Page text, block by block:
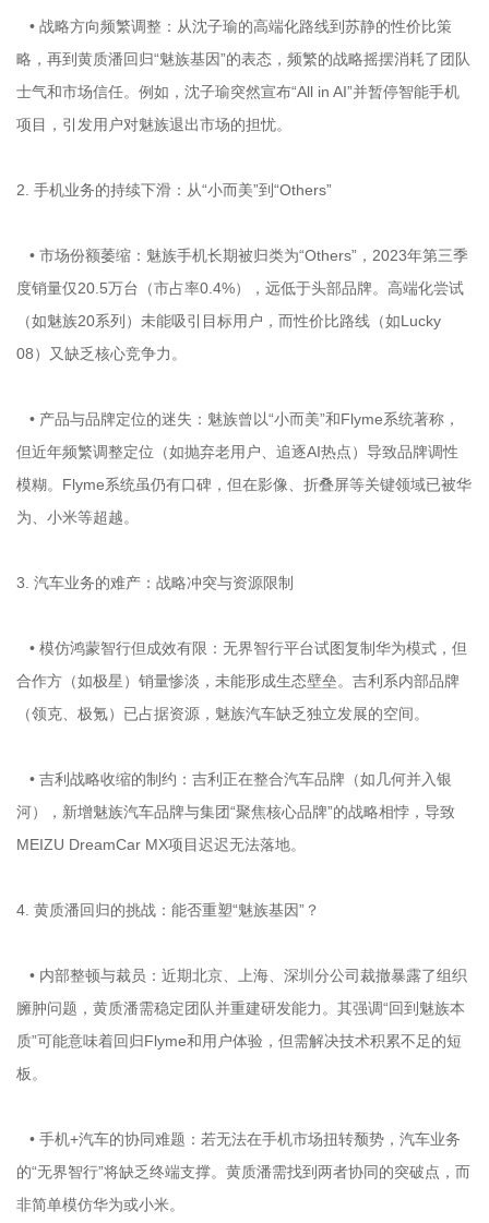
• 战略方向频繁调整：从沈子瑜的高端化路线到苏静的性价比策
略，再到黄质潘回归“魅族基因”的表态，频繁的战略摇摆消耗了团队
士气和市场信任。例如，沈子瑜突然宣布“All in AI”并暂停智能手机
项目，引发用户对魅族退出市场的担忧。
2. 手机业务的持续下滑：从“小而美”到“Others”
• 市场份额萎缩：魅族手机长期被归类为“Others”，2023年第三季
度销量仅20.5万台（市占率0.4%），远低于头部品牌。高端化尝试
（如魅族20系列）未能吸引目标用户，而性价比路线（如Lucky
08）又缺乏核心竞争力。
• 产品与品牌定位的迷失：魅族曾以“小而美”和Flyme系统著称，
但近年频繁调整定位（如抛弃老用户、追逐AI热点）导致品牌调性
模糊。Flyme系统虽仍有口碑，但在影像、折叠屏等关键领域已被华
为、小米等超越。
3. 汽车业务的难产：战略冲突与资源限制
• 模仿鸿蒙智行但成效有限：无界智行平台试图复制华为模式，但
合作方（如极星）销量惨淡，未能形成生态壁垒。吉利系内部品牌
（领克、极氪）已占据资源，魅族汽车缺乏独立发展的空间。
• 吉利战略收缩的制约：吉利正在整合汽车品牌（如几何并入银
河），新增魅族汽车品牌与集团“聚焦核心品牌”的战略相悖，导致
MEIZU DreamCar MX项目迟迟无法落地。
4. 黄质潘回归的挑战：能否重塑“魅族基因”？
• 内部整顿与裁员：近期北京、上海、深圳分公司裁撤暴露了组织
臃肿问题，黄质潘需稳定团队并重建研发能力。其强调“回到魅族本
质”可能意味着回归Flyme和用户体验，但需解决技术积累不足的短
板。
• 手机+汽车的协同难题：若无法在手机市场扭转颓势，汽车业务
的“无界智行”将缺乏终端支撑。黄质潘需找到两者协同的突破点，而
非简单模仿华为或小米。